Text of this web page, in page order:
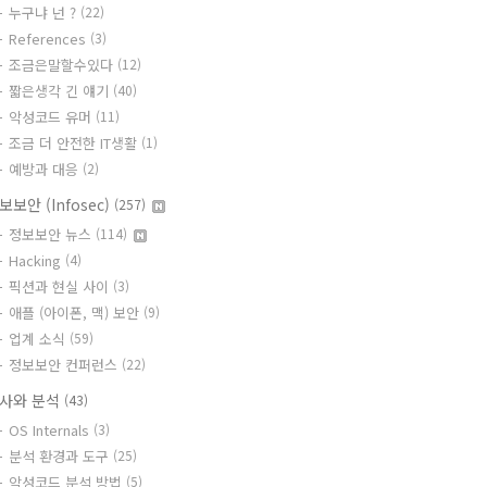
누구냐 넌 ? (22)
References (3)
조금은말할수있다 (12)
짧은생각 긴 얘기 (40)
악성코드 유머 (11)
조금 더 안전한 IT생활 (1)
예방과 대응 (2)
보안 (Infosec) (257)
정보보안 뉴스 (114)
Hacking (4)
픽션과 현실 사이 (3)
애플 (아이폰, 맥) 보안 (9)
업계 소식 (59)
정보보안 컨퍼런스 (22)
와 분석 (43)
OS Internals (3)
분석 환경과 도구 (25)
악성코드 분석 방법 (5)